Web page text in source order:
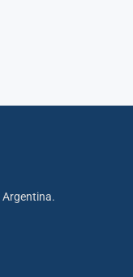
Argentina.